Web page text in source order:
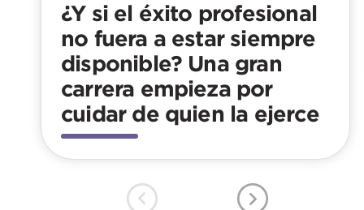
¿Y si el éxito profesional
no fuera a estar siempre
disponible? Una gran
carrera empieza por
cuidar de quien la ejerce